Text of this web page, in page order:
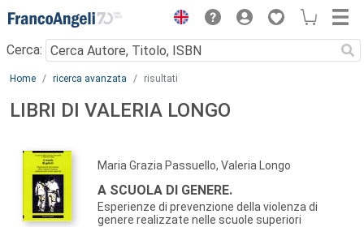
Menu
Cerca:
Main content
Home ricerca avanzata risultati
LIBRI DI VALERIA LONGO
Maria Grazia Passuello, Valeria Longo
A SCUOLA DI GENERE.
Esperienze di prevenzione della violenza di
genere realizzate nelle scuole superiori